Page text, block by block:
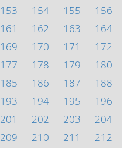
153 154 155
156
161 162 163
164
169 170 171
172
177 178 179
180
185 186 187
188
193 194 195
196
201 202 203
204
209 210 211
212